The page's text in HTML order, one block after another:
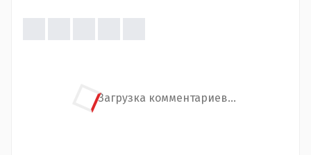
Загрузка комментариев...